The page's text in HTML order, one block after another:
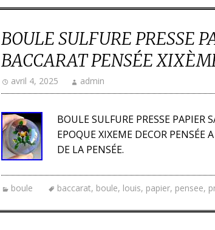
BOULE SULFURE PRESSE
BACCARAT PENSÉE
avril 4, 2025 admin
BOULE SULFURE PRESSE PAPIER
EPOQUE XIXEME DECOR PENSÉE
DE LA PENSÉE.
boule baccarat, boule, louis, papier, pensee,